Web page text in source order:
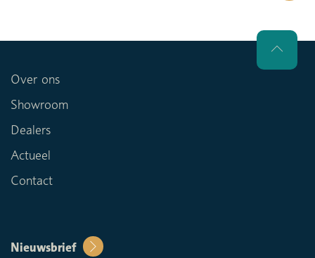
Over ons
Showroom
Dealers
Actueel
Contact
Nieuwsbrief